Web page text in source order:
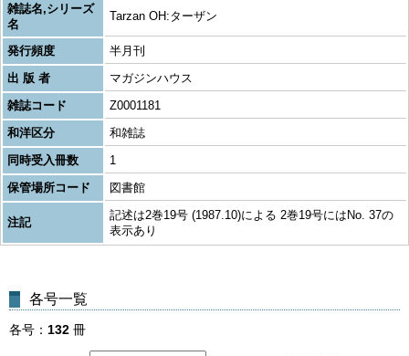
雑誌名,シリーズ
名
Tarzan OH:ターザン
発行頻度
半月刊
出 版 者
マガジンハウス
雑誌コード
Z0001181
和洋区分
和雑誌
同時受入冊数
1
保管場所コード
図書館
注記
記述は2巻19号 (1987.10)による 2巻19号にはNo. 37の
表示あり
各号一覧
各号 132 冊